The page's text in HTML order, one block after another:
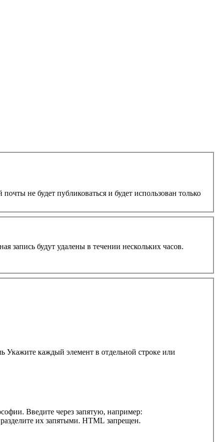
не будет публиковаться и будет использован только
запись будут удалены в течении нескольких часов.
каждый элемент в отдельной строке или
Введите через запятую, например:
их запятыми. HTML запрещен.